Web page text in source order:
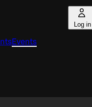
Log in
Events